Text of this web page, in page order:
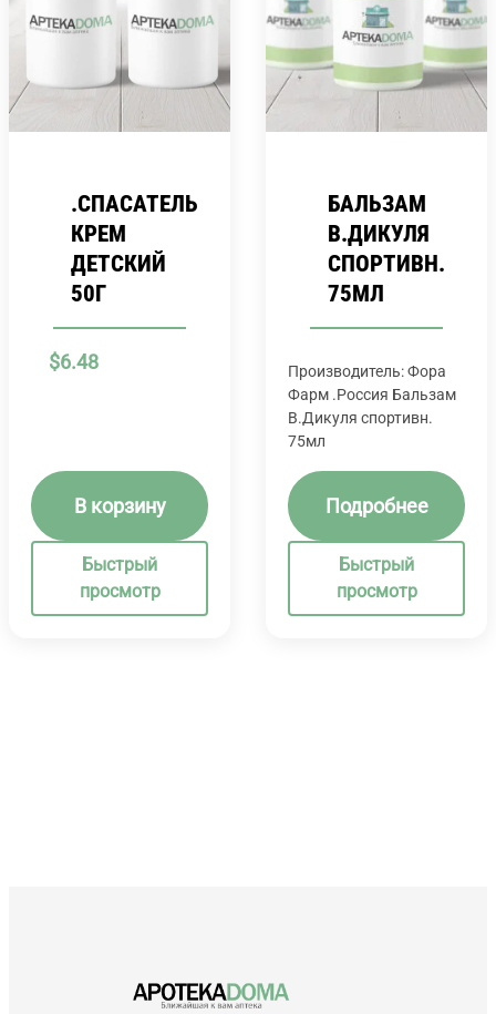
.СПАСАТЕЛЬ
КРЕМ
ДЕТСКИЙ
50Г
$6.48
В корзину
Быстрый
просмотр
БАЛЬЗАМ
В.ДИКУЛЯ
СПОРТИВН.
75МЛ
Производитель: Фора
Фарм .Россия Бальзам
В.Дикуля спортивн.
75мл
Подробнее
Быстрый
просмотр